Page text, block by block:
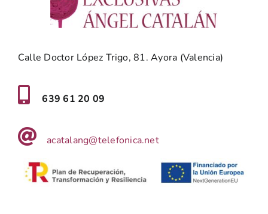
Calle Doctor López Trigo, 81. Ayora (Valencia)
639 61 20 09
acatalang@telefonica.net